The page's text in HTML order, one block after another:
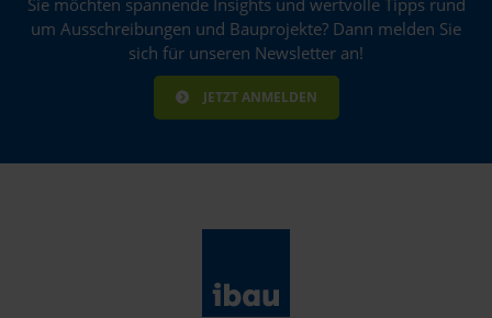
um Ausschreibungen und Bauprojekte? Dann melden Sie
sich für unseren Newsletter an!
JETZT ANMELDEN